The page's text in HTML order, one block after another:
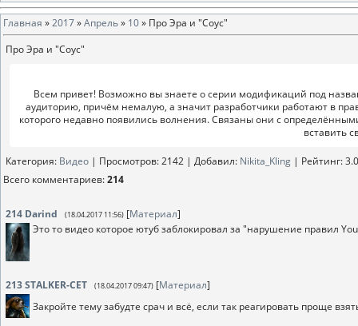
Главная »2017»Апрель» 10» Про Эра и "Соус"
Про Эра и "Соус"
Всем привет! Возможно вы знаете о серии модификаций под
аудиторию, причём немалую, а значит разработчики работают в
которого недавно появились волнения. Связаны они с
вставить
Категория: Видео | Просмотров: 2142 | Добавил: Nikita_Kling | Рейтинг:3.0
Всего комментариев:214
214 Darind (18.04.2017 11:56) [Материал]
Это то видео которое ютуб заблокировал за "нарушение правил
213STALKER-CET (18.04.2017 09:47) [Материал]
Закройте тему забудте срач и всё, если так реагировать проще